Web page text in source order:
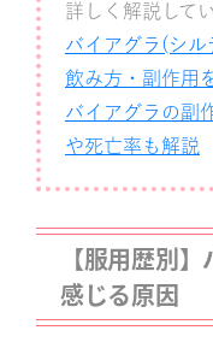
詳しく解説してい
バイアグラ(シル
飲み方・副作用
バイアグラの副
や死亡率も解説
【服用歴別
感じる原因